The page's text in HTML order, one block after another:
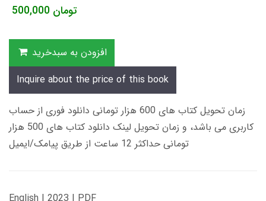
500,000 تومان
افزودن به سبدخرید
Inquire about the price of this book
زمان تحویل کتاب های 600 هزار تومانی دانلود فوری از حساب
کاربری می باشد، و زمان تحویل لینک دانلود کتاب های 500 هزار
تومانی حداکثر 12 ساعت از طریق پیامک/ایمیل